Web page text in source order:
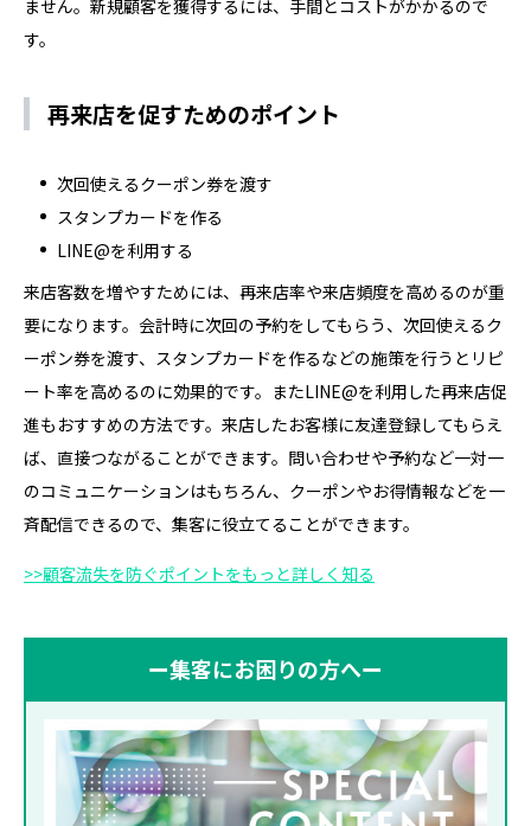
ません。新規顧客を獲得するには、手間とコストがかかるので
す。
再来店を促すためのポイント
次回使えるクーポン券を渡す
スタンプカードを作る
LINE@を利用する
来店客数を増やすためには、再来店率や来店頻度を高めるのが重
要になります。会計時に次回の予約をしてもらう、次回使えるク
ーポン券を渡す、スタンプカードを作るなどの施策を行うとリピ
ート率を高めるのに効果的です。またLINE@を利用した再来店促
進もおすすめの方法です。来店したお客様に友達登録してもらえ
ば、直接つながることができます。問い合わせや予約など一対一
のコミュニケーションはもちろん、クーポンやお得情報などを一
斉配信できるので、集客に役立てることができます。
>>顧客流失を防ぐポイントをもっと詳しく知る
ー集客にお困りの方へー